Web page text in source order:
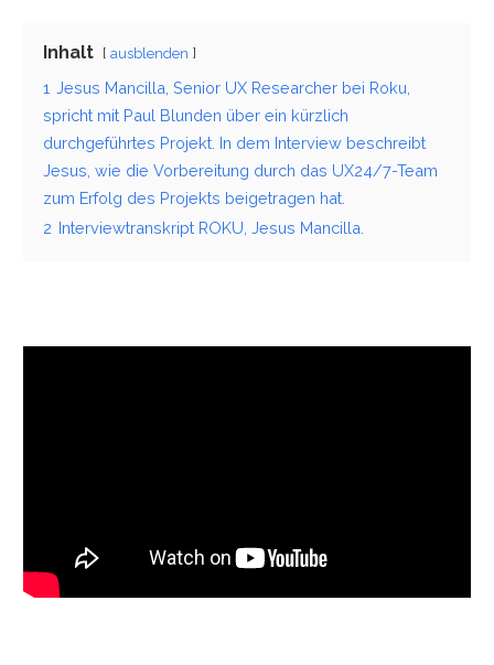
Inhalt ausblenden
1 Jesus Mancilla, Senior UX Researcher bei Roku,
spricht mit Paul Blunden über ein kürzlich
durchgeführtes Projekt. In dem Interview beschreibt
Jesus, wie die Vorbereitung durch das UX24/7-Team
zum Erfolg des Projekts beigetragen hat.
2 Interviewtranskript ROKU, Jesus Mancilla.